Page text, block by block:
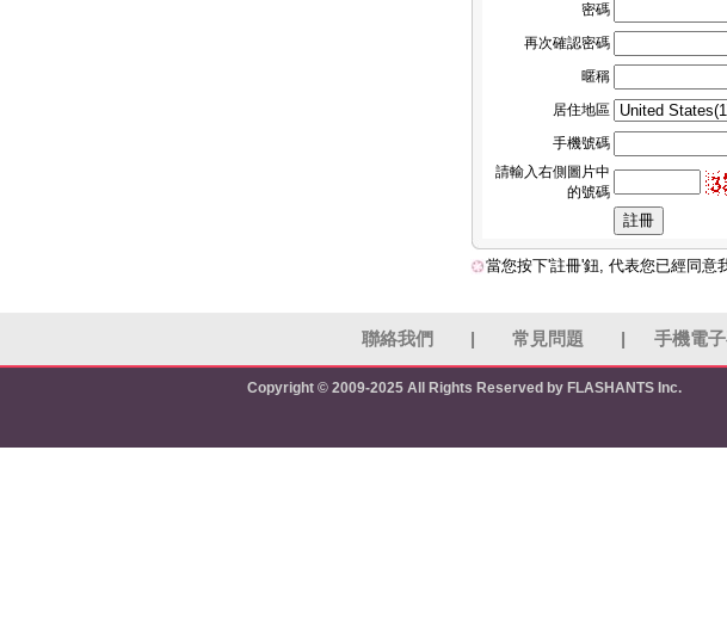
密碼
再次確認密碼
暱稱
居住地區
手機號碼
請輸入右側圖片中
的號碼
當您按下'註冊'鈕, 代表您已經同意
聯絡我們 常見問題 手機電
Copyright © 2009-2025 All Rights Reserved by FLASHANTS Inc.